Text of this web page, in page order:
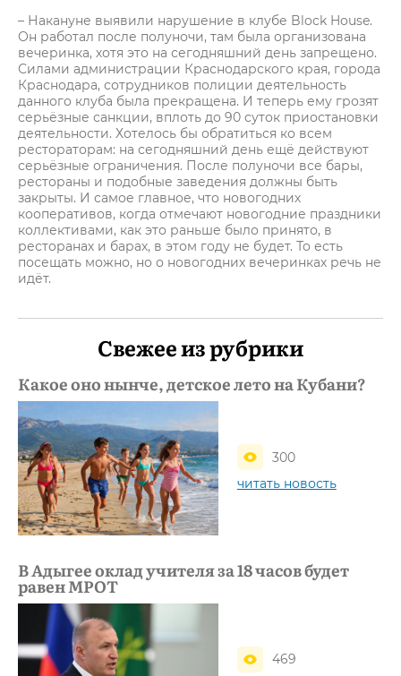
– Накануне выявили нарушение в клубе Block House.
Он работал после полуночи, там была организована
вечеринка, хотя это на сегодняшний день запрещено.
Силами администрации Краснодарского края, города
Краснодара, сотрудников полиции деятельность
данного клуба была прекращена. И теперь ему грозят
серьёзные санкции, вплоть до 90 суток приостановки
деятельности. Хотелось бы обратиться ко всем
рестораторам: на сегодняшний день ещё действуют
серьёзные ограничения. После полуночи все бары,
рестораны и подобные заведения должны быть
закрыты. И самое главное, что новогодних
кооперативов, когда отмечают новогодние праздники
коллективами, как это раньше было принято, в
ресторанах и барах, в этом году не будет. То есть
посещать можно, но о новогодних вечеринках речь не
идёт.
Свежее из рубрики
Какое оно нынче, детское лето на Кубани?
300
читать новость
В Адыгее оклад учителя за 18 часов будет
равен МРОТ
469